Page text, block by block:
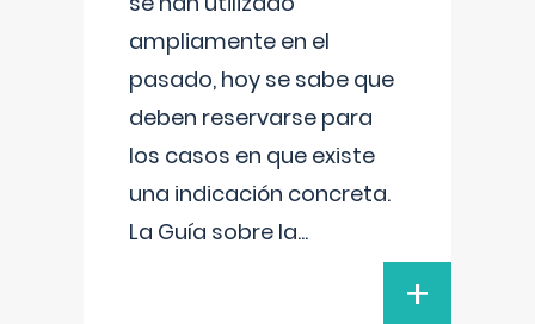
ampliamente en el
pasado, hoy se sabe que
deben reservarse para
los casos en que existe
una indicación concreta.
La Guía sobre la...
+